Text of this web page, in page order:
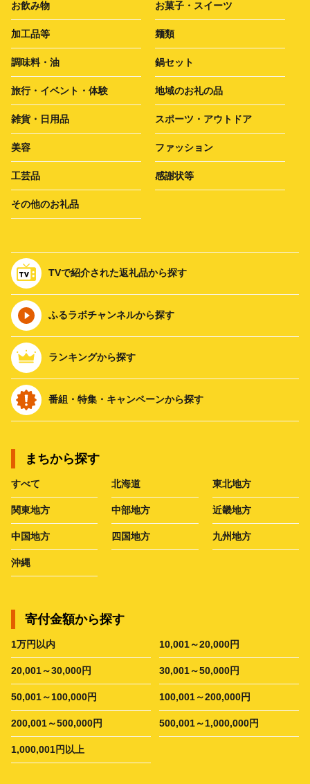
お飲み物 お菓子・スイーツ
加工品等 麺類
調味料・油 鍋セット
旅行・イベント・体験 地域のお礼の品
雑貨・日用品 スポーツ・アウトドア
美容 ファッション
工芸品 感謝状等
その他のお礼品
TVで紹介された返礼品から探す
ふるラボチャンネルから探す
ランキングから探す
番組・特集・キャンペーンから探す
まちから探す
すべて 北海道 東北地方
関東地方 中部地方 近畿地方
中国地方 四国地方 九州地方
沖縄
寄付金額から探す
1万円以内 10,001～20,000円
20,001～30,000円 30,001～50,000円
50,001～100,000円 100,001～200,000円
200,001～500,000円 500,001～1,000,000円
1,000,001円以上